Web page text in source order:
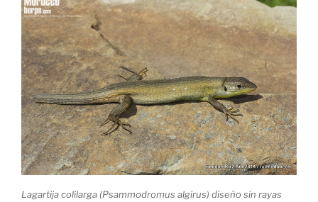
Lagartija colilarga (Psammodromus algirus) diseño sin rayas